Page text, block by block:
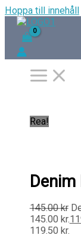
Hoppa till innehåll
Rea!
145.00kr
145.00 kr.
119.50 kr.